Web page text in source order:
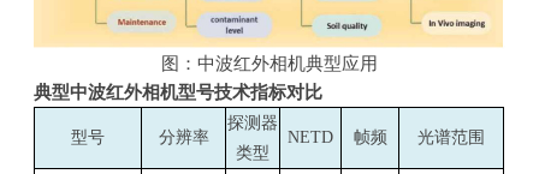
图：中波红外相机典型应用
典型中波红外相机型号技术指标对比
型号 分辨率
探测器
类型
NETD 帧频 光谱范围